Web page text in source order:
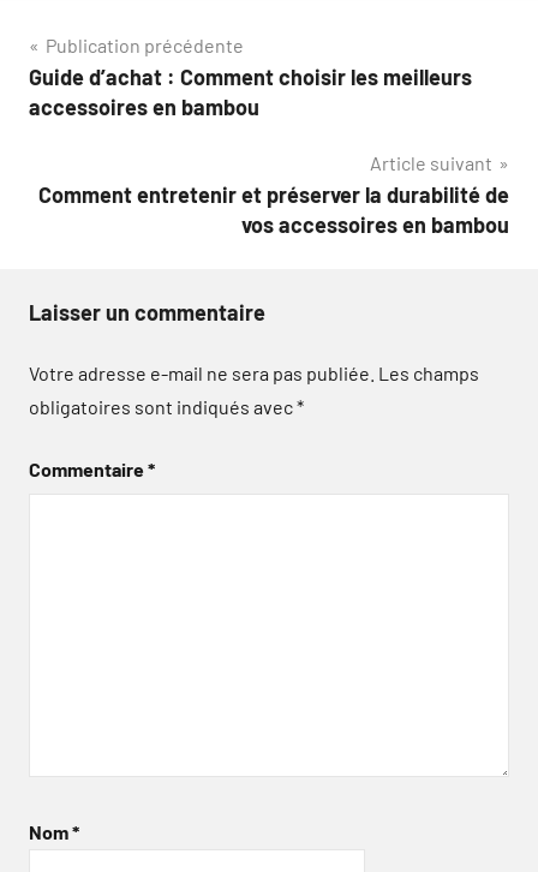
Navigation
de
Publication précédente
Guide d’achat : Comment choisir les meilleurs
accessoires en bambou
Article suivant
Comment entretenir et préserver la durabilité de
vos accessoires en bambou
Laisser un commentaire
Votre adresse e-mail ne sera pas publiée. Les champs
obligatoires sont indiqués avec*
Commentaire*
Nom*